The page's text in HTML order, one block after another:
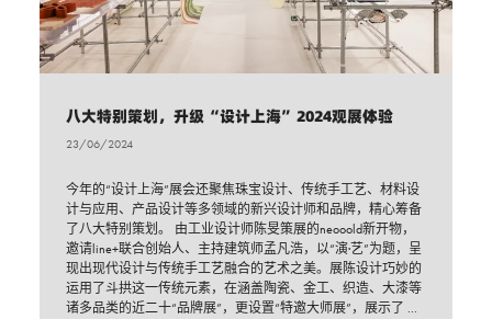
八大特别策划，升级“设计上海”2024观展体验
23/06/2024
今年的“设计上海”展会还聚焦珠宝设计、传统手工艺、材料设
计与应用、产品设计等多领域的新兴设计师和品牌，精心筹备
了八大特别策划。 由工业设计师陈旻策展的neooold新开物，
邀请line+联合创始人、主持建筑师孟凡浩，以“演·艺”为题，呈
现出现代设计与传统手工艺融合的艺术之美。展陈设计巧妙的
运用了斗拱这一传统元素，在涵盖陶瓷、金工、织造、大漆等
诸多品类的近二十“品牌展”，更设置“特邀大师展”，展示了 ...